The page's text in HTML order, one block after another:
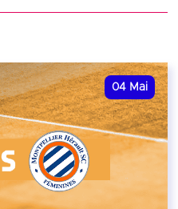
04 Mai